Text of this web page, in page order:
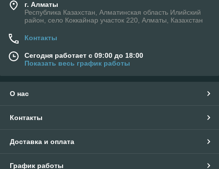
г. Алматы
Республика Казахстан, Алматинская область Илийский
район, село Коккайнар участок 220, Алматы, Казахстан
Контакты
Сегодня работает с 09:00 до 18:00
Показать весь график работы
О нас
Контакты
Доставка и оплата
График работы